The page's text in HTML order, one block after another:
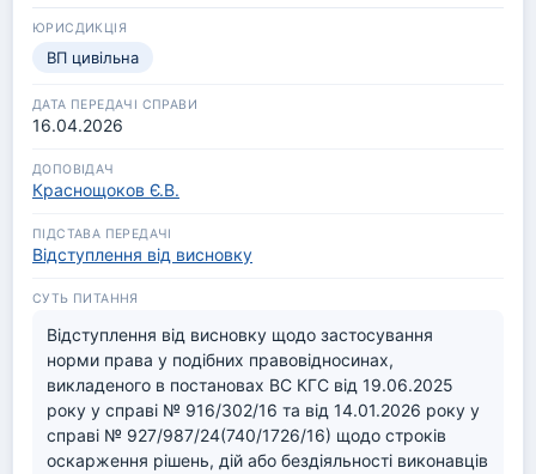
для передачі цієї справи на її розгляд.
ВП цивільна
16.04.2026
Краснощоков Є.В.
Відступлення від висновку
Відступлення від висновку щодо застосування
норми права у подібних правовідносинах,
викладеного в постановах ВС КГС від 19.06.2025
року у справі № 916/302/16 та від 14.01.2026 року у
cправі № 927/987/24(740/1726/16) щодо строків
оскарження рішень, дій або бездіяльності виконавців